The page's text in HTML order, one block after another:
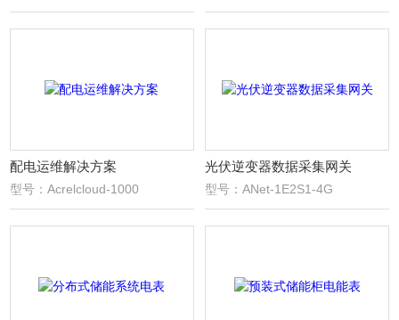
配电运维解决方案
型号：Acrelcloud-1000
光伏逆变器数据采集网关
型号：ANet-1E2S1-4G